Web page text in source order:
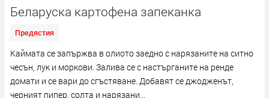
Беларуска картофена запеканка
Предястия
Каймата се запържва в олиото заедно с нарязаните на ситно
чесън, лук и моркови. Залива се с настърганите на ренде
домати и се вари до сгъстяване. Добавят се джодженът,
черният пипер, солта и нарязани...